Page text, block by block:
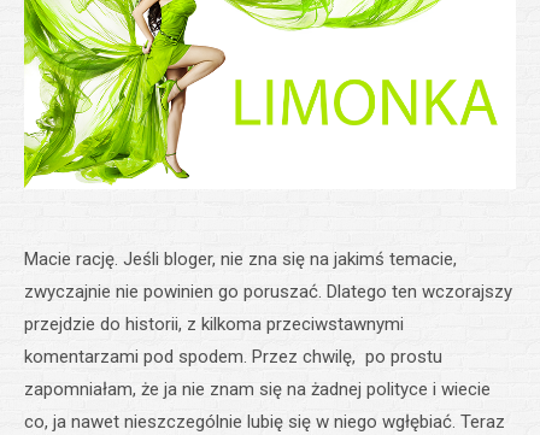
Macie rację. Jeśli bloger, nie zna się na jakimś temacie,
zwyczajnie nie powinien go poruszać. Dlatego ten wczorajszy
przejdzie do historii, z kilkoma przeciwstawnymi
komentarzami pod spodem. Przez chwilę, po prostu
zapomniałam, że ja nie znam się na żadnej polityce i wiecie
co, ja nawet nieszczególnie lubię się w niego wgłębiać. Teraz